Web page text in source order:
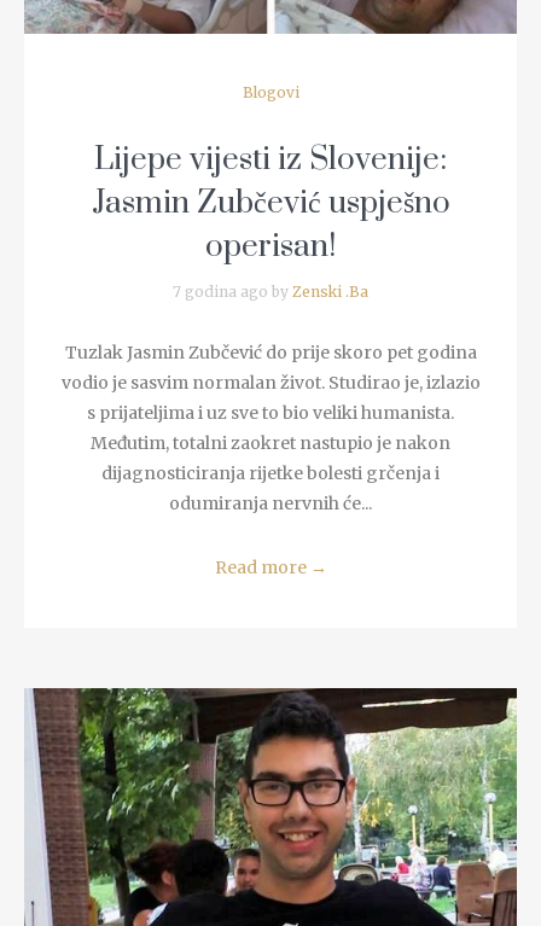
Blogovi
Lijepe vijesti iz Slovenije:
Jasmin Zubčević uspješno
operisan!
7 godina ago by Zenski .Ba
Tuzlak Jasmin Zubčević do prije skoro pet godina
vodio je sasvim normalan život. Studirao je, izlazio
s prijateljima i uz sve to bio veliki humanista.
Međutim, totalni zaokret nastupio je nakon
dijagnosticiranja rijetke bolesti grčenja i
odumiranja nervnih će...
Read more →
READ MORE